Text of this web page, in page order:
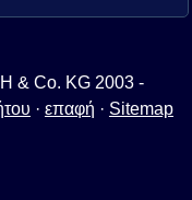
& Co. KG 2003 -
· επαφή · Sitemap